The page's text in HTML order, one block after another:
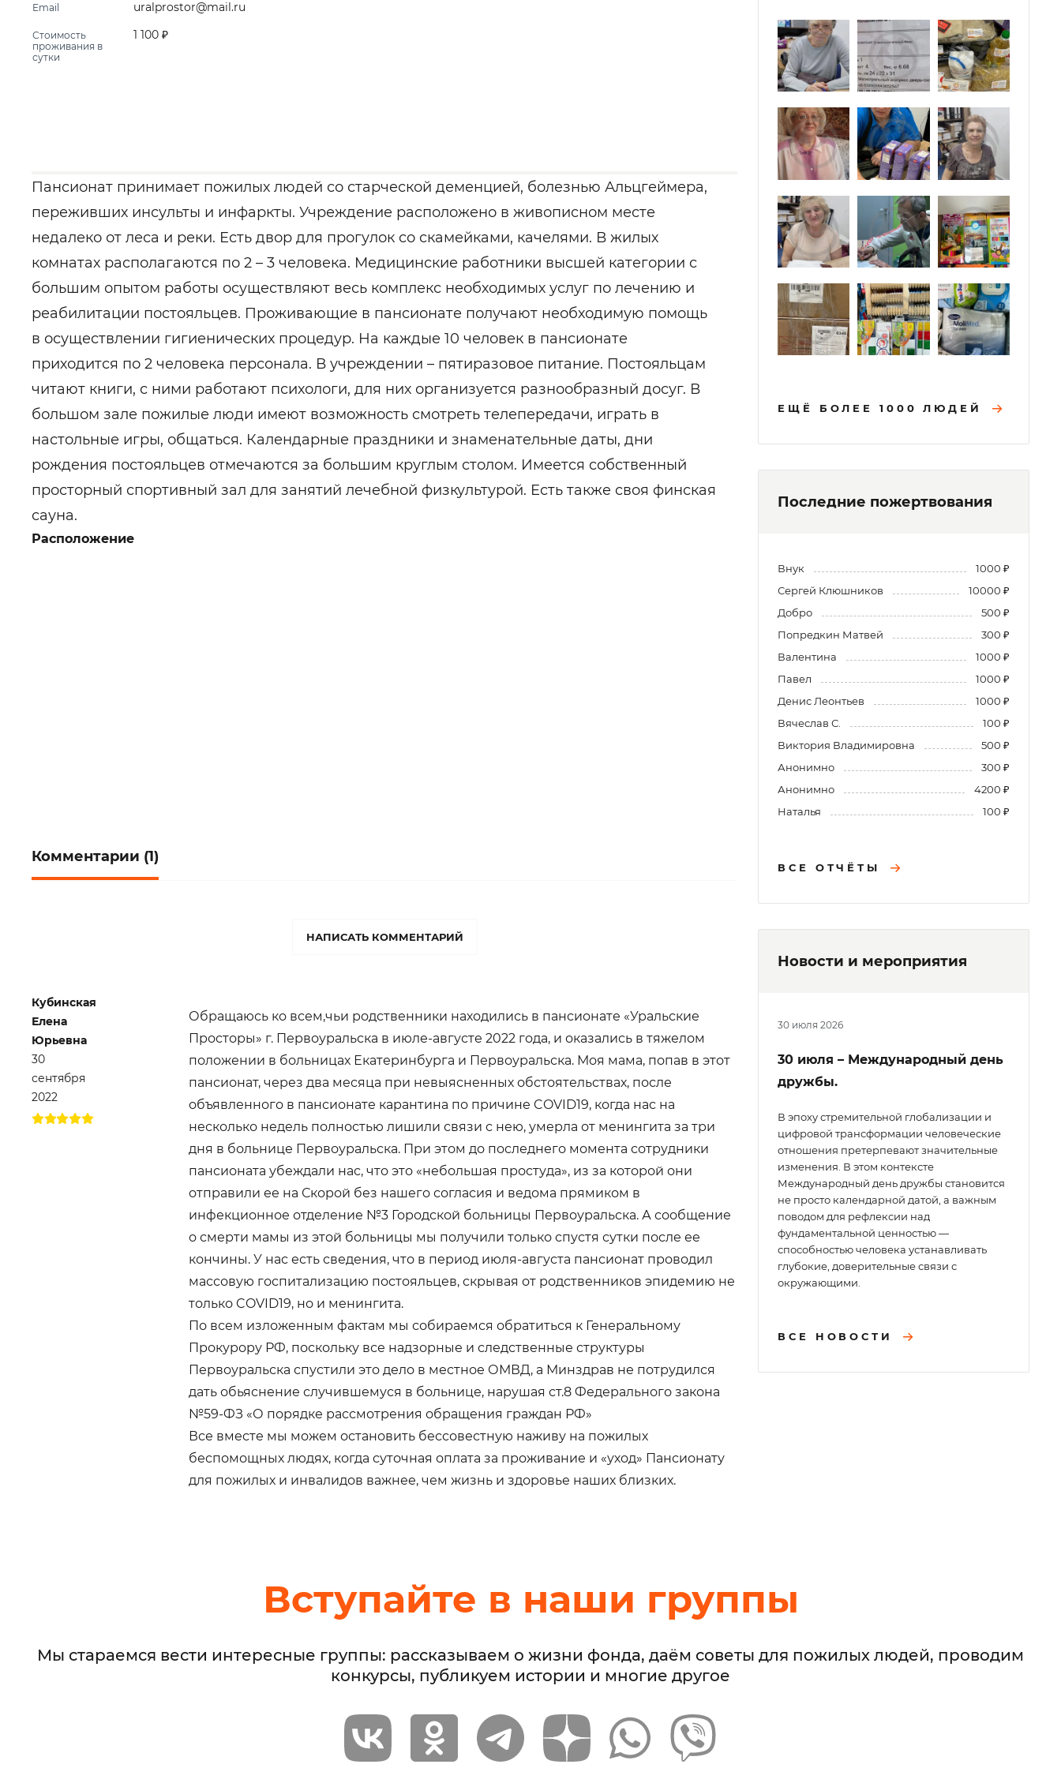
Email uralprostor@mail.ru
Стоимость
проживания в
сутки
1 100 ₽
Пансионат принимает пожилых людей со старческой деменцией, болезнью Альцгеймера,
переживших инсульты и инфаркты. Учреждение расположено в живописном месте
недалеко от леса и реки. Есть двор для прогулок со скамейками, качелями. В жилых
комнатах располагаются по 2 – 3 человека. Медицинские работники высшей категории с
большим опытом работы осуществляют весь комплекс необходимых услуг по лечению и
реабилитации постояльцев. Проживающие в пансионате получают необходимую помощь
в осуществлении гигиенических процедур. На каждые 10 человек в пансионате
приходится по 2 человека персонала. В учреждении – пятиразовое питание. Постояльцам
читают книги, с ними работают психологи, для них организуется разнообразный досуг. В
большом зале пожилые люди имеют возможность смотреть телепередачи, играть в
настольные игры, общаться. Календарные праздники и знаменательные даты, дни
рождения постояльцев отмечаются за большим круглым столом. Имеется собственный
просторный спортивный зал для занятий лечебной физкультурой. Есть также своя финская
сауна.
Расположение
Комментарии (1)
НАПИСАТЬ КОММЕНТАРИЙ
Кубинская
Елена
Юрьевна
30
сентября
2022
Обращаюсь ко всем,чьи родственники находились в пансионате «Уральские
Просторы» г. Первоуральска в июле-августе 2022 года, и оказались в тяжелом
положении в больницах Екатеринбурга и Первоуральска. Моя мама, попав в этот
пансионат, через два месяца при невыясненных обстоятельствах, после
объявленного в пансионате карантина по причине COVID19, когда нас на
несколько недель полностью лишили связи с нею, умерла от менингита за три
дня в больнице Первоуральска. При этом до последнего момента сотрудники
пансионата убеждали нас, что это «небольшая простуда», из за которой они
отправили ее на Скорой без нашего согласия и ведома прямиком в
инфекционное отделение №3 Городской больницы Первоуральска. А сообщение
о смерти мамы из этой больницы мы получили только спустя сутки после ее
кончины. У нас есть сведения, что в период июля-августа пансионат проводил
массовую госпитализацию постояльцев, скрывая от родственников эпидемию не
только COVID19, но и менингита.
По всем изложенным фактам мы собираемся обратиться к Генеральному
Прокурору РФ, поскольку все надзорные и следственные структуры
Первоуральска спустили это дело в местное ОМВД, а Минздрав не потрудился
дать обьяснение случившемуся в больнице, нарушая ст.8 Федерального закона
№59-ФЗ «О порядке рассмотрения обращения граждан РФ»
Все вместе мы можем остановить бессовестную наживу на пожилых
беспомощных людях, когда суточная оплата за проживание и «уход» Пансионату
для пожилых и инвалидов важнее, чем жизнь и здоровье наших близких.
ЕЩЁ БОЛЕЕ 1000 ЛЮДЕЙ
Последние пожертвования
Внук
1000 ₽
Сергей Клюшников
10000 ₽
Добро
500 ₽
Попредкин Матвей
300 ₽
Валентина
1000 ₽
Павел
1000 ₽
Денис Леонтьев
1000 ₽
Вячеслав С.
100 ₽
Виктория Владимировна
500 ₽
Анонимно
300 ₽
Анонимно
4200 ₽
Наталья
100 ₽
ВСЕ ОТЧЁТЫ
Новости и мероприятия
30 июля 2026
30 июля – Международный день
дружбы.
В эпоху стремительной глобализации и
цифровой трансформации человеческие
отношения претерпевают значительные
изменения. В этом контексте
Международный день дружбы становится
не просто календарной датой, а важным
поводом для рефлексии над
фундаментальной ценностью —
способностью человека устанавливать
глубокие, доверительные связи с
окружающими.
ВСЕ НОВОСТИ
Вступайте в наши группы
Мы стараемся вести интересные группы: рассказываем о жизни фонда, даём советы для пожилых людей, проводим
конкурсы, публикуем истории и многие другое